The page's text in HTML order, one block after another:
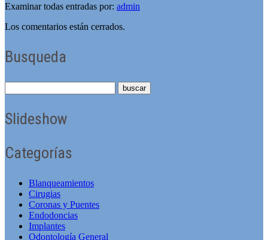
Examinar todas entradas por: admin
Los comentarios están cerrados.
Busqueda
Slideshow
Categorías
Blanqueamientos
Cirugias
Coronas y Puentes
Endodoncias
Implantes
Odontologí­a General